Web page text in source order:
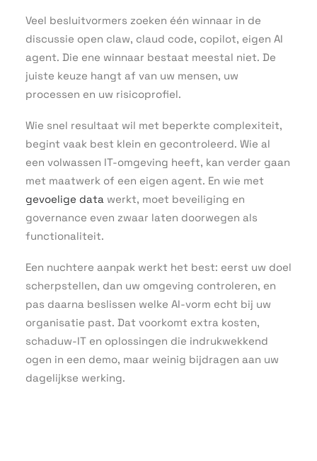
Veel besluitvormers zoeken één winnaar in de
discussie open claw, claud code, copilot, eigen AI
agent. Die ene winnaar bestaat meestal niet. De
juiste keuze hangt af van uw mensen, uw
processen en uw risicoprofiel.
Wie snel resultaat wil met beperkte complexiteit,
begint vaak best klein en gecontroleerd. Wie al
een volwassen IT-omgeving heeft, kan verder gaan
met maatwerk of een eigen agent. En wie met
gevoelige data werkt, moet beveiliging en
governance even zwaar laten doorwegen als
functionaliteit.
Een nuchtere aanpak werkt het best: eerst uw doel
scherpstellen, dan uw omgeving controleren, en
pas daarna beslissen welke AI-vorm echt bij uw
organisatie past. Dat voorkomt extra kosten,
schaduw-IT en oplossingen die indrukwekkend
ogen in een demo, maar weinig bijdragen aan uw
dagelijkse werking.